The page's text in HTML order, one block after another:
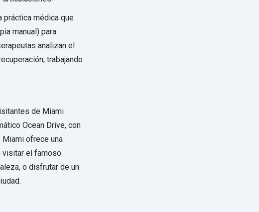
práctica médica que
manual) para
analizan el
trabajando
de Miami
Ocean Drive, con
ofrece una
visitar el famoso
o disfrutar de un